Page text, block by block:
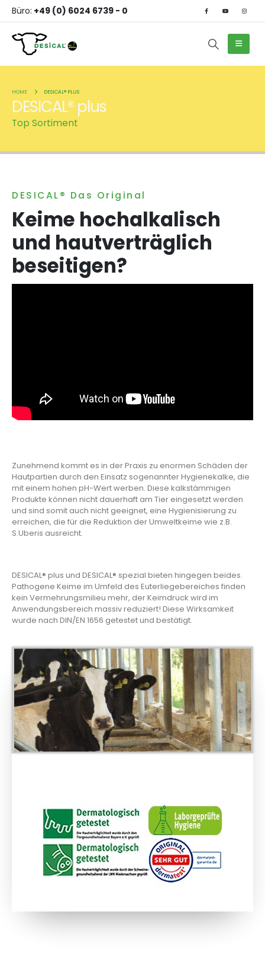
Büro: +49 (0) 6024 6739 - 0
HOME DESICAL® PLUS
DESICAL® plus
Top Sortiment
DESICAL® Das Original
Keime hochalkalisch
und hautverträglich
beseitigen?
Zunehmend kommt es in der Praxis zu enormen Schäden der
Hautpartien durch den Einsatz sogenannter Hygienekalke, die
mit einem hohen pH-Wert werben. Diese kalkstämmigen
Produkte können nicht dauerhaft am Tier eingesetzt werden
und sind somit auch nicht geeignet, eine Hygienisierung zu
erreichen, die für die Reduktion der Umweltkeime wie z.B.
S.Uberis ausreicht.
DESICAL® plus und DESICAL® spezial bieten hingegen beides.
Pathogene Keime im Umfeld des Euterliegebereiches finden
kein Vermehrungsmilieu mehr, der Keimdruck wird im
Anwendungsbereich massiv reduziert! Diese Wirksamkeit
wurde nach DIN/EN 1656 getestet und bestätigt.